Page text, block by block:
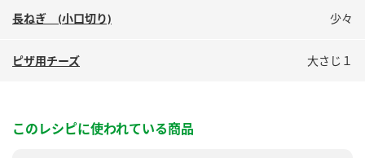
長ねぎ (小口切り) 少々
ピザ用チーズ 大さじ１
このレシピに使われている商品